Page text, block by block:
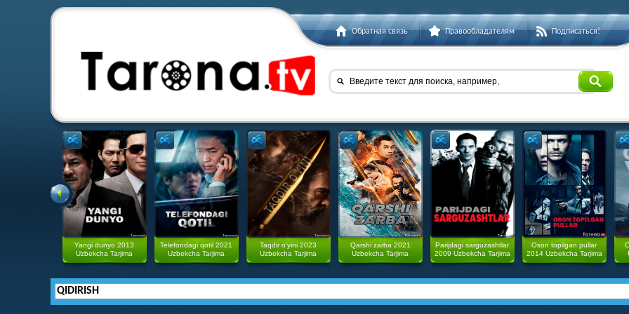
Обратная связь Правообладателям Подписаться!
Введите текст для поиска, например,
Yangi dunyo 2013
Uzbekcha Tarjima
Telefondagi qotil 2021
Uzbekcha Tarjima
Taqdir o'yini 2023
Uzbekcha Tarjima
Qarshi zarba 2021
Uzbekcha Tarjima
Parijdagi sarguzashtlar
2009 Uzbekcha Tarjima
Oson topilgan pullar
2014 Uzbekcha Tarjima